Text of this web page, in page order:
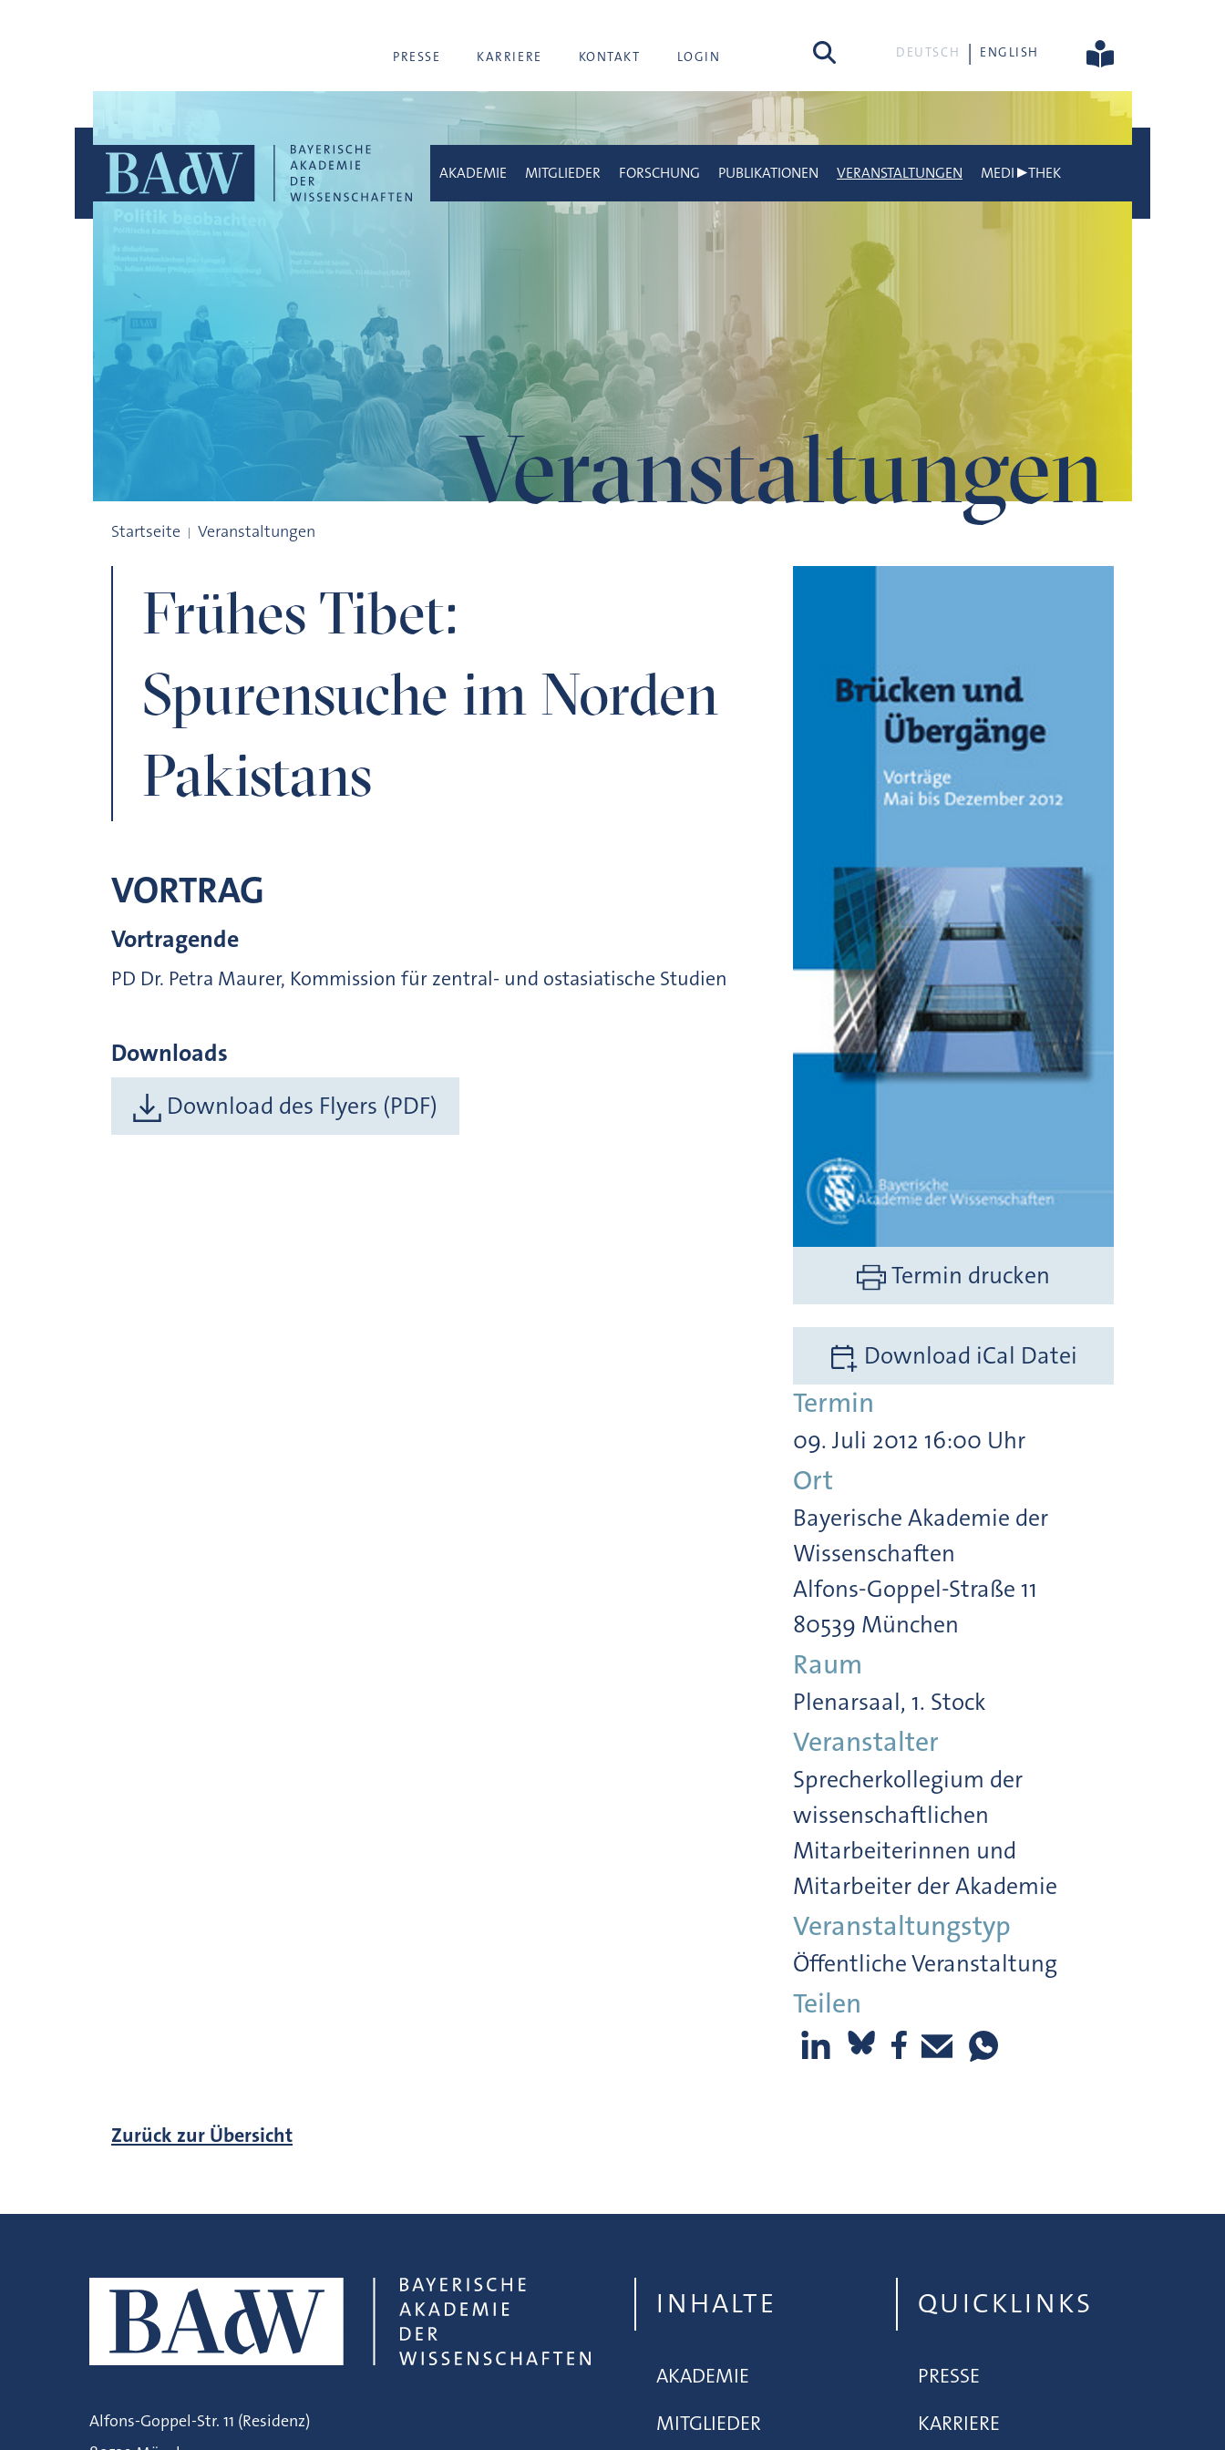
PRESSE KARRIERE KONTAKT LOGIN Suche DEUTSCH ENGLISH
Veranstaltungen
AKADEMIE MITGLIEDER FORSCHUNG PUBLIKATIONEN VERANSTALTUNGEN MEDI▶THEK
Startseite Veranstaltungen
Frühes Tibet:
Spurensuche im Norden
Pakistans
VORTRAG
Vortragende
PD Dr. Petra Maurer, Kommission für zentral- und ostasiatische Studien
Downloads
Download des Flyers (PDF)
Termin drucken
Download iCal Datei
Termin
09. Juli 2012 16:00 Uhr
Ort
Bayerische Akademie der
Wissenschaften
Alfons-Goppel-Straße 11
80539 München
Raum
Plenarsaal, 1. Stock
Veranstalter
Sprecherkollegium der
wissenschaftlichen
Mitarbeiterinnen und
Mitarbeiter der Akademie
Veranstaltungstyp
Öffentliche Veranstaltung
Teilen
Zurück zur Übersicht
Alfons-Goppel-Str. 11 (Residenz)
INHALTE
AKADEMIE
MITGLIEDER
QUICKLINKS
PRESSE
KARRIERE